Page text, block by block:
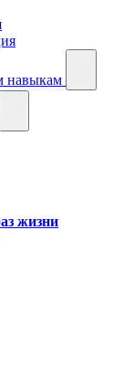
навыкам
жизни